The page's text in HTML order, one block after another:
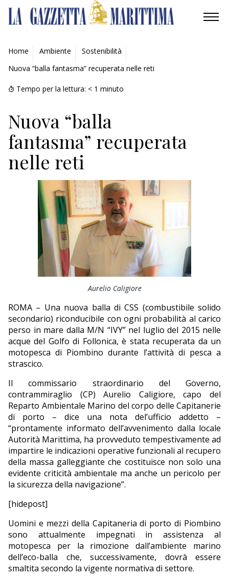
AMBIENTE
MOBILITÀ
INDUSTRIA
RICERCA
ECONOMIA
TURISMO
CULTURA
NAUTICA
EDITORIALI
Home Ambiente
Sostenibilità
Nuova “balla fantasma” recuperata nelle reti
Tempo per la lettura: < 1 minuto
Nuova “balla
fantasma” recuperata
nelle reti
Aurelio Caligiore
ROMA – Una nuova balla di CSS (combustibile solido
secondario) riconducibile con ogni probabilità al carico
perso in mare dalla M/N “IVY” nel luglio del 2015 nelle
acque del Golfo di Follonica, è stata recuperata da un
motopesca di Piombino durante l’attività di pesca a
strascico.
Il commissario straordinario del Governo,
contrammiraglio (CP) Aurelio Caligiore, capo del
Reparto Ambientale Marino del corpo delle Capitanerie
di porto – dice una nota del’ufficio addetto –
“prontamente informato dell’avvenimento dalla locale
Autorità Marittima, ha provveduto tempestivamente ad
impartire le indicazioni operative funzionali al recupero
della massa galleggiante che costituisce non solo una
evidente criticità ambientale ma anche un pericolo per
la sicurezza della navigazione”.
[hidepost]
Uomini e mezzi della Capitaneria di porto di Piombino
sono attualmente impegnati in assistenza al
motopesca per la rimozione dall’ambiente marino
dell’eco-balla che, successivamente, dovrà essere
smaltita secondo la vigente normativa di settore.